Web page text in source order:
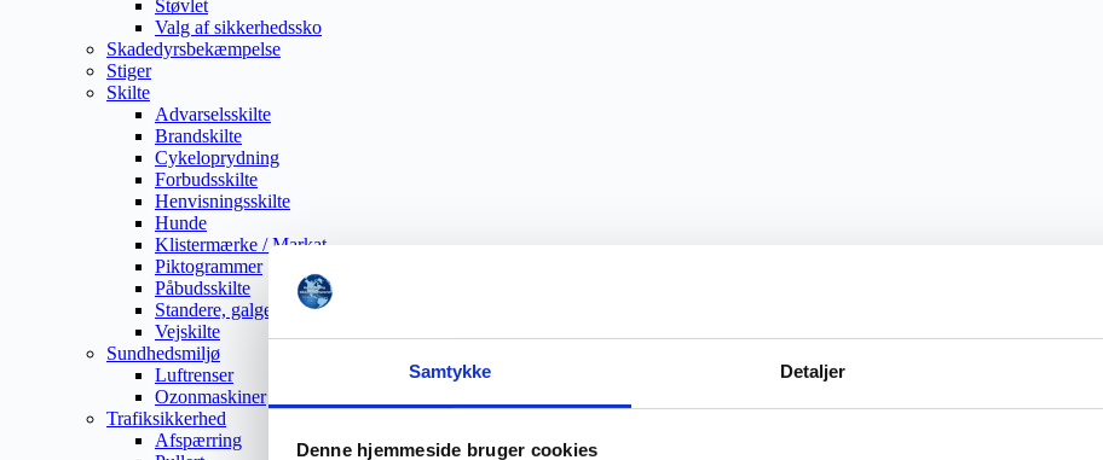
Samtykke Detaljer
Denne hjemmeside bruger cookies
Støvlet
Valg af sikkerhedssko
Skadedyrsbekæmpelse
Stiger
Skilte
Advarselsskilte
Brandskilte
Cykeloprydning
Forbudsskilte
Henvisningsskilte
Hunde
Klistermærke / Markat
Piktogrammer
Påbudsskilte
Standere, galger og beslag
Vejskilte
Sundhedsmiljø
Luftrenser
Ozonmaskiner
Trafiksikkerhed
Afspærring